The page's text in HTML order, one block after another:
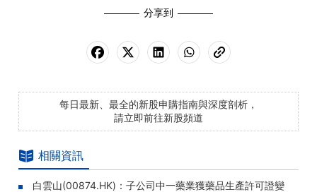
分享到
每日最新、最全的新股申購指南與深度剖析，
請立即前往新股頻道
相關資訊
白雲山(00874.HK)：子公司中一藥業獲藥品生產許可證變